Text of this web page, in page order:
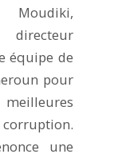
directeur
équipe de
pour
une